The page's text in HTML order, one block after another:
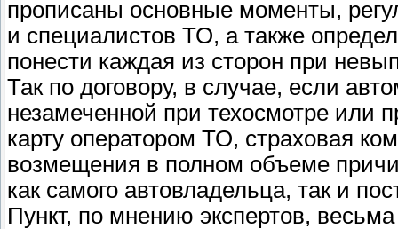
прописаны основные моменты,
и специалистов ТО, а также
понести каждая из сторон при
Так по договору, в случае, если
незамеченной при техосмотре или
карту оператором ТО, страховая
возмещения в полном объеме
как самого автовладельца, так и
Пункт, по мнению экспертов,